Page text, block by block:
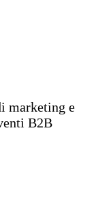
marketing e
B2B